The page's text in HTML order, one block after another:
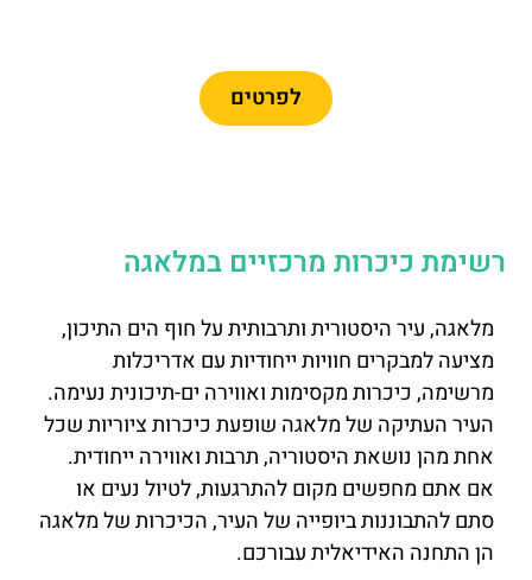
לפרטים
רשימת כיכרות מרכזיים במלאגה
מלאגה, עיר היסטורית ותרבותית על חוף הים התיכון,
מציעה למבקרים חוויות ייחודיות עם אדריכלות
מרשימה, כיכרות מקסימות ואווירה ים-תיכונית נעימה.
העיר העתיקה של מלאגה שופעת כיכרות ציוריות שכל
אחת מהן נושאת היסטוריה, תרבות ואווירה ייחודית.
אם אתם מחפשים מקום להתרגעות, לטיול נעים או
סתם להתבוננות ביופייה של העיר, הכיכרות של מלאגה
הן התחנה האידיאלית עבורכם.